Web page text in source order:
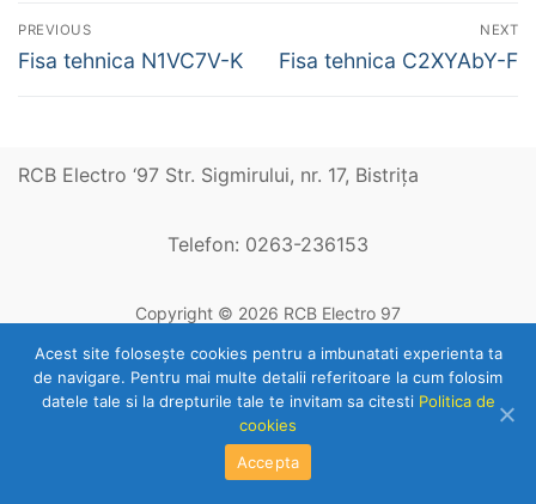
Navigare
în
PREVIOUS
Previous
Fisa tehnica N1VC7V-K
NEXT
Next
Fisa tehnica C2XYAbY-F
RCB Electro ‘97 Str. Sigmirului, nr. 17, Bistriţa
Telefon: 0263-236153
Copyright © 2026 RCB Electro 97
Acest site foloseşte cookies pentru a imbunatati experienta ta
de navigare. Pentru mai multe detalii referitoare la cum folosim
datele tale si la drepturile tale te invitam sa citesti Politica de
cookies
Accepta